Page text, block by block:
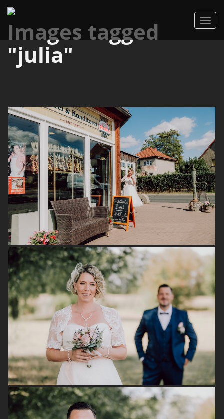
Images tagged
"julia"